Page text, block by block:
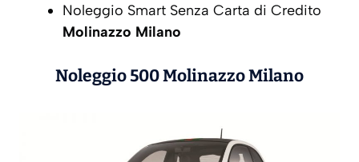
Noleggio Smart Senza Carta di Credito
Molinazzo Milano
Noleggio 500Molinazzo Milano